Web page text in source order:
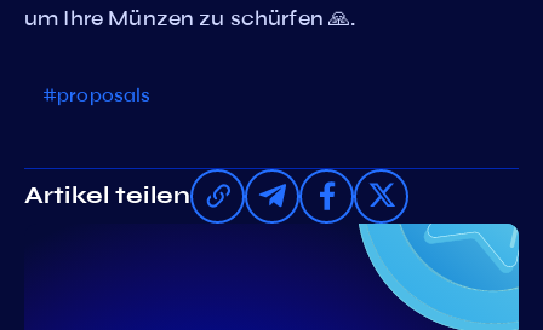
um Ihre Münzen zu schürfen 🙏.
#proposals
Artikel teilen